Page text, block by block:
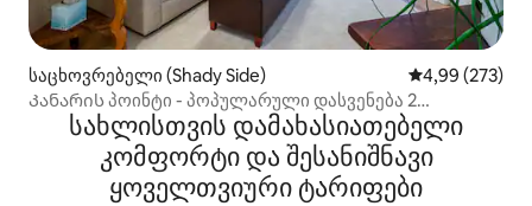
საცხოვრებელი (Shady Side) საშუალო
4,99 (273)
Კანარის პოინტი - პოპულარული დასვენება 2
ადამიანისთვის!
სახლისთვის დამახასიათებელი
კომფორტი და შესანიშნავი
ყოველთვიური ტარიფები